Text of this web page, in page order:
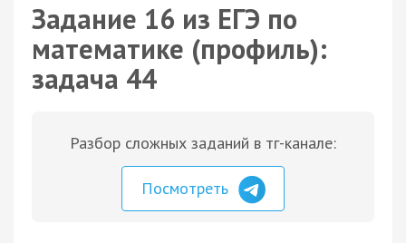
Задание 16 из ЕГЭ по
математике (профиль):
задача 44
Разбор сложных заданий в тг-канале:
Посмотреть